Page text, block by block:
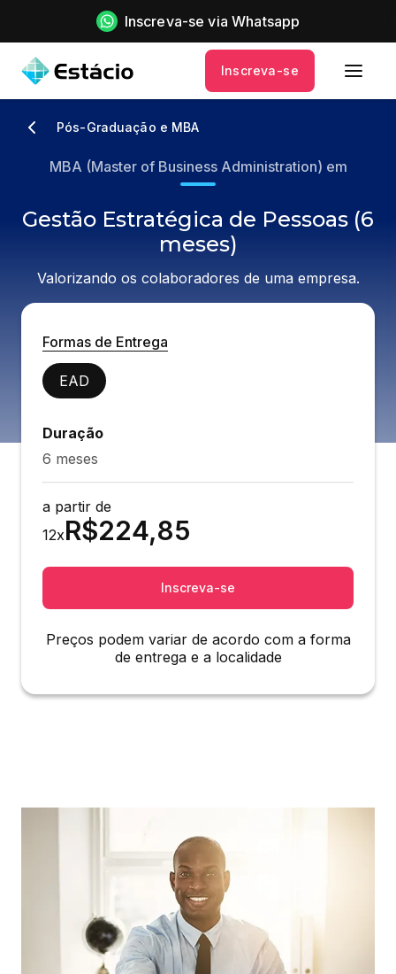
Inscreva-se via Whatsapp
Inscreva-se
Pós-Graduação e MBA
MBA (Master of Business Administration) em
Gestão Estratégica de Pessoas (6
meses)
Valorizando os colaboradores de uma empresa.
Formas de Entrega
EAD
Duração
6 meses
a partir de
12xR$224,85
Inscreva-se
Preços podem variar de acordo com a forma
de entrega e a localidade